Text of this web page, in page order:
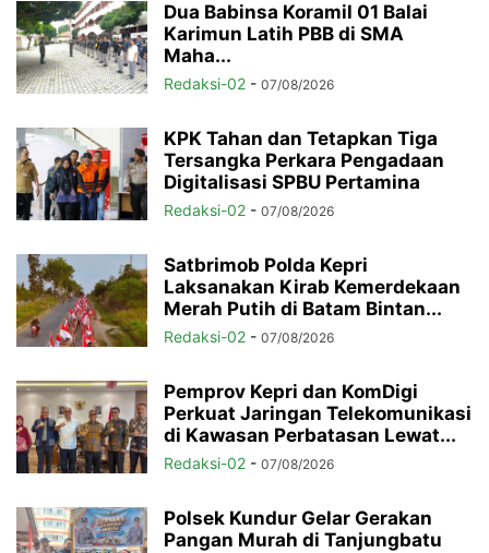
Dua Babinsa Koramil 01 Balai
Karimun Latih PBB di SMA
Maha...
Redaksi-02 - 07/08/2026
KPK Tahan dan Tetapkan Tiga
Tersangka Perkara Pengadaan
Digitalisasi SPBU Pertamina
Redaksi-02 - 07/08/2026
Satbrimob Polda Kepri
Laksanakan Kirab Kemerdekaan
Merah Putih di Batam Bintan...
Redaksi-02 - 07/08/2026
Pemprov Kepri dan KomDigi
Perkuat Jaringan Telekomunikasi
di Kawasan Perbatasan Lewat...
Redaksi-02 - 07/08/2026
Polsek Kundur Gelar Gerakan
Pangan Murah di Tanjungbatu